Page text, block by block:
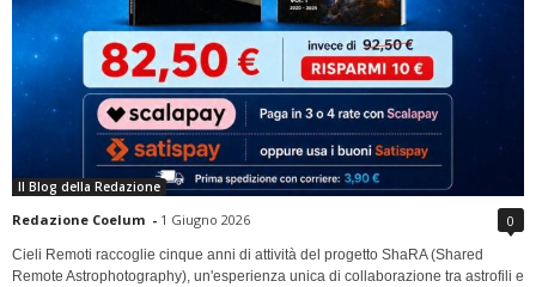
Il Blog della Redazione
Redazione Coelum - 1 Giugno 2026 0
Cieli Remoti raccoglie cinque anni di attività del progetto ShaRA (Shared
Remote Astrophotography), un'esperienza unica di collaborazione tra astrofili e